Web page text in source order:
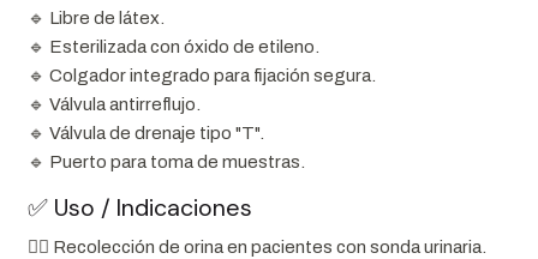
🔹 Libre de látex.
🔹 Esterilizada con óxido de etileno.
🔹 Colgador integrado para fijación segura.
🔹 Válvula antirreflujo.
🔹 Válvula de drenaje tipo "T".
🔹 Puerto para toma de muestras.
✅ Uso / Indicaciones
👨‍⚕️ Recolección de orina en pacientes con sonda urinaria.